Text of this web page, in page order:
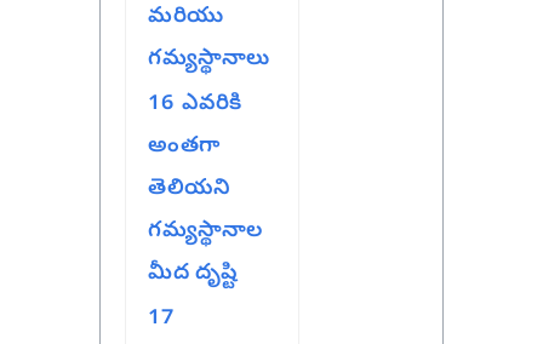
మరియు
గమ్యస్థానాలు
16 ఎవరికి
అంతగా
తెలియని
గమ్యస్థానాల
మీద దృష్టి
17